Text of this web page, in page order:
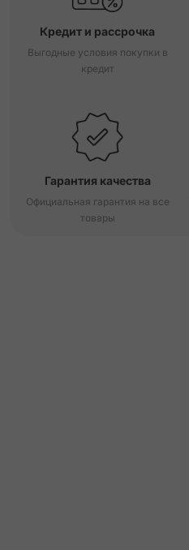
Кредит и рассрочка
Выгодные условия покупки в
кредит
Гарантия качества
Официальная гарантия на все
товары